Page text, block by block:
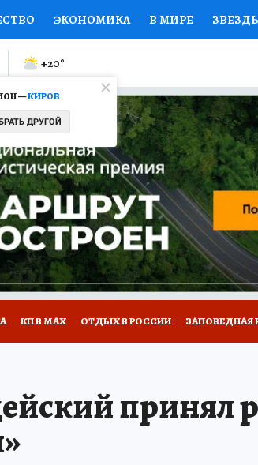
ЭКОНОМИКА В МИРЕ
НАЦИОНАЛЬНЫЕ
МИР Я ЗНАЮ СЕМЬЯ ЖЕНСКИЕ
СЕРИАЛЫ СПЕЦПРОЕКТЫ
КОНКУРСЫ РАБОТА У НАС
—КИРОВ
ДРУГОЙ
+20°
КП В МАХ ОТДЫХ В РОССИИ ЗАПОВЕДНАЯ